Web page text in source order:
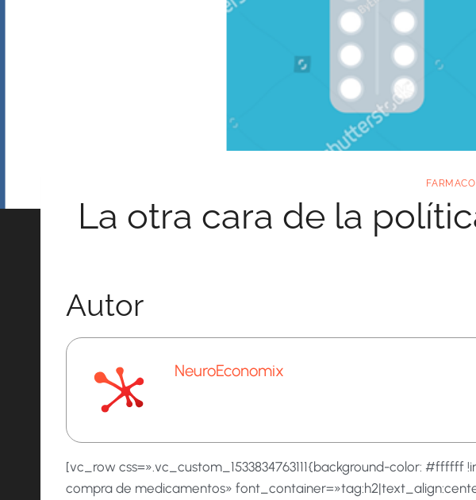
La otra cara de la
Autor
NeuroEconomix
[vc_row css=».vc_custom_1533834763111{background-color:
compra de medicamentos»